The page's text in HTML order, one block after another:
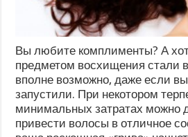
Вы любите комплименты? А
предметом восхищения стали
вполне возможно, даже если
запустили. При некотором
минимальных затратах можно
привести волосы в отличное